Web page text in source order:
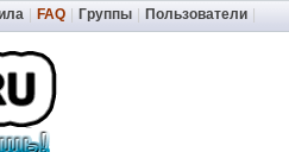
FAQ Группы Пользователи